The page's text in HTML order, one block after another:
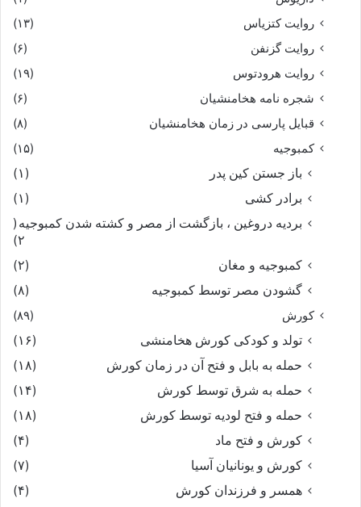
روایت کتزیاس
(۱۳)
روایت گزنفن
(۶)
روایت هرودتوس
(۱۹)
شجره نامه هخامنشیان
(۶)
قبایل پارسی در زمان هخامنشیان
(۸)
کمبوجیه
(۱۵)
باز جستن کین پدر
(۱)
برادر کشی
(۱)
بردیه دروغین ، بازگشت از مصر و کشته شدن کمبوجیه (
۲)
کمبوجیه و مغان
(۲)
گشودن مصر توسط کمبوجیه
(۸)
کورش
(۸۹)
تولد و کودکی کورش هخامنشی
(۱۶)
حمله به بابل و فتح آن در زمان کورش
(۱۸)
حمله به شرق توسط کورش
(۱۴)
حمله و فتح لودیه توسط کورش
(۱۸)
کورش و فتح ماد
(۴)
کورش و یونانیان آسیا
(۷)
همسر و فرزندان کورش
(۴)